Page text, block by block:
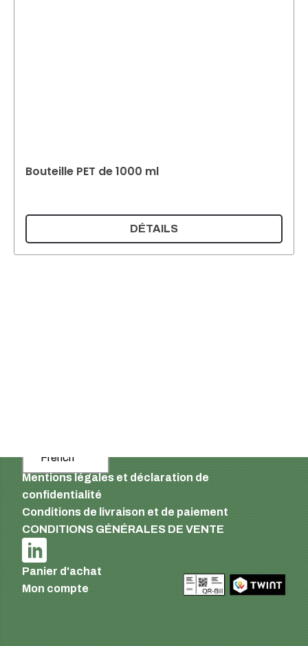
Bouteille PET de 1000 ml
DÉTAILS
French
Mentions légales et déclaration de
confidentialité
Conditions de livraison et de paiement
CONDITIONS GÉNÉRALES DE VENTE
Panier d'achat
Mon compte